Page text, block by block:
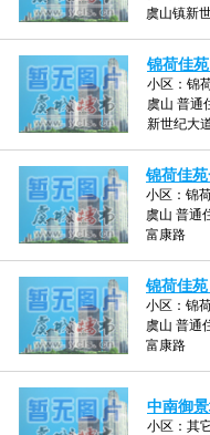
虞山镇新
锦荷佳
小区：锦
虞山 普通
新世纪大
锦荷佳
小区：锦
虞山 普通
富康路
锦荷佳
小区：锦
虞山 普通
富康路
中南御
小区：其